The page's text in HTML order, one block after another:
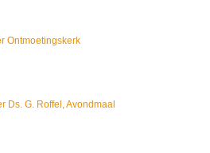
Ontmoetingskerk
Ds. G. Roffel, Avondmaal